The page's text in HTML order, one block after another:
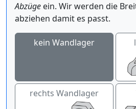
Abzüge ein. Wir werden die
abziehen damit es passt.
kein Wandlager
rechts Wandlager